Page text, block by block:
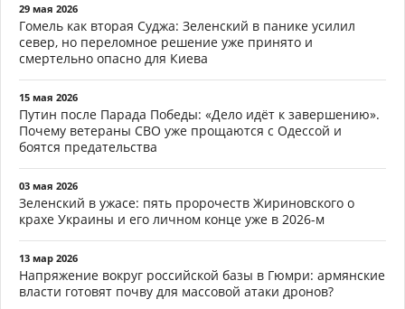
29 мая 2026
Гомель как вторая Суджа: Зеленский в панике усилил
север, но переломное решение уже принято и
смертельно опасно для Киева
15 мая 2026
Путин после Парада Победы: «Дело идёт к завершению».
Почему ветераны СВО уже прощаются с Одессой и
боятся предательства
03 мая 2026
Зеленский в ужасе: пять пророчеств Жириновского о
крахе Украины и его личном конце уже в 2026-м
13 мар 2026
Напряжение вокруг российской базы в Гюмри: армянские
власти готовят почву для массовой атаки дронов?